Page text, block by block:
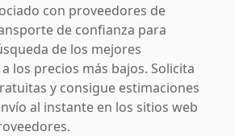
con proveedores de
de confianza para
de los mejores
los precios más bajos. Solicita
y consigue estimaciones
al instante en los sitios web